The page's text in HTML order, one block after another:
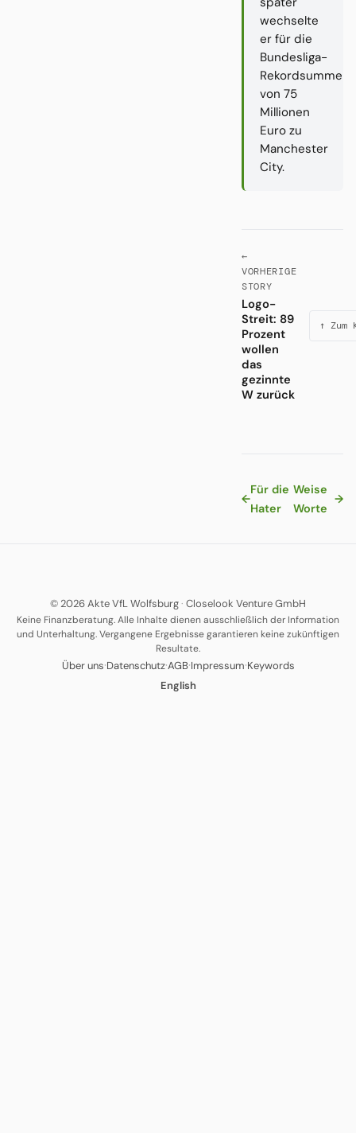
wechselte
er für die
Bundesliga-
Rekordsumme
von 75
Millionen
Euro zu
Manchester
City.
←
VORHERIGE
STORY
Logo-
Streit: 89
Prozent
wollen
das
gezinnte
W zurück
↑
←
Für die
Hater
Weise
Worte
→
© 2026 Akte VfL Wolfsburg· Closelook Venture GmbH
Keine Finanzberatung. Alle Inhalte dienen ausschließlich der Information
und Unterhaltung. Vergangene Ergebnisse garantieren keine zukünftigen
Resultate.
Über uns·Datenschutz·AGB·Impressum·Keywords
English